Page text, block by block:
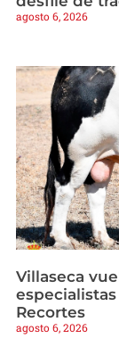
agosto 6, 2026
Villaseca
Recortes
agosto 6, 2026